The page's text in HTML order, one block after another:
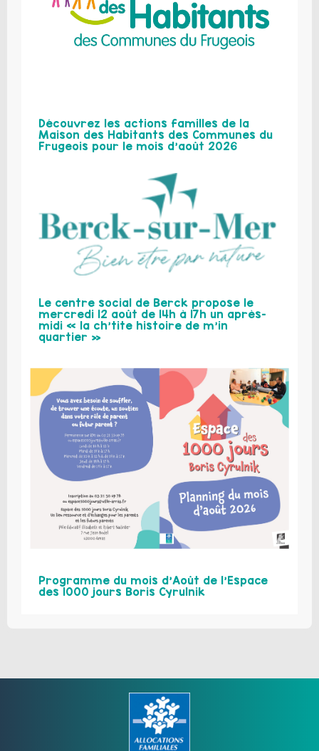
Découvrez les actions familles de la
Maison des Habitants des Communes du
Frugeois pour le mois d’août 2026
Le centre social de Berck propose le
mercredi 12 août de 14h à 17h un après-
midi « la ch’tite histoire de m’in
quartier »
Programme du mois d’Août de l’Espace
des 1000 jours Boris Cyrulnik